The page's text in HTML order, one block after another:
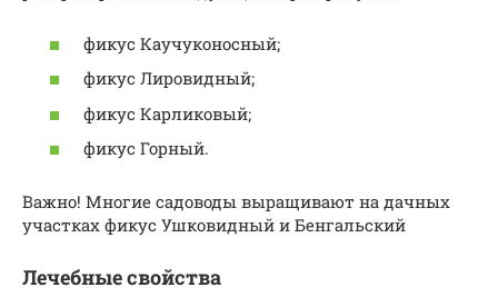
фикус Каучуконосный;
фикус Лировидный;
фикус Карликовый;
фикус Горный.
Важно! Многие садоводы выращивают на дачных
участках фикус Ушковидный и Бенгальский
Лечебные свойства